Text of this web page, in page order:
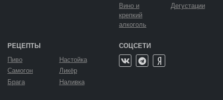
Вино и
крепкий
алкоголь
Дегустации
РЕЦЕПТЫ
Пиво
Самогон
Брага
Настойка
Ликёр
Наливка
СОЦСЕТИ